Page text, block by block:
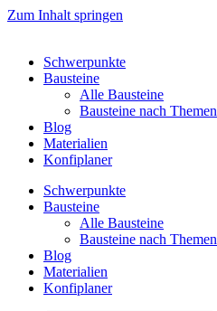
Zum Inhalt springen
Schwerpunkte
Bausteine
Alle Bausteine
Bausteine nach Themen
Blog
Materialien
Konfiplaner
Schwerpunkte
Bausteine
Alle Bausteine
Bausteine nach Themen
Blog
Materialien
Konfiplaner